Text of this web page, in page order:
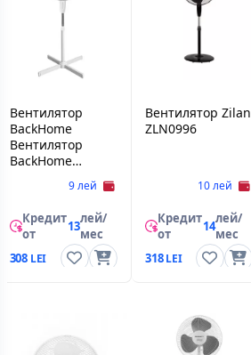
Вентилятор
BackHome
Вентилятор
BackHome
9 лей
Кредит
от
13лей/
мес
308
Вентилятор Zilan
ZLN0996
10 лей
Кредит
от
14лей/
мес
318